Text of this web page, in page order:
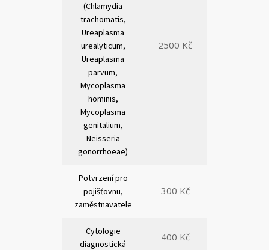
(Chlamydia
trachomatis,
Ureaplasma
urealyticum,
Ureaplasma
parvum,
Mycoplasma
hominis,
Mycoplasma
genitalium,
Neisseria
gonorrhoeae)
2500 Kč
Potvrzení pro
pojišťovnu,
zaměstnavatele
300 Kč
Cytologie
diagnostická
400 Kč